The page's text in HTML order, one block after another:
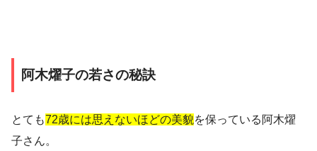
阿木燿子の若さの秘訣
とても72歳には思えないほどの美貌を保っている阿木燿
子さん。